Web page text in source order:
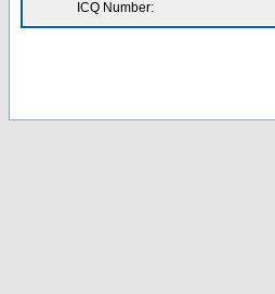
ICQ Number: